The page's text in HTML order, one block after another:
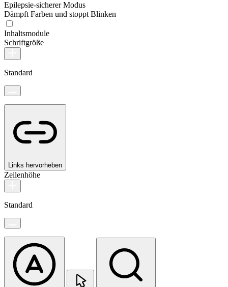
Epilepsie-sicherer Modus
Dämpft Farben und stoppt Blinken
Inhaltsmodule
Schriftgröße
Standard
Links hervorheben
Zeilenhöhe
Standard